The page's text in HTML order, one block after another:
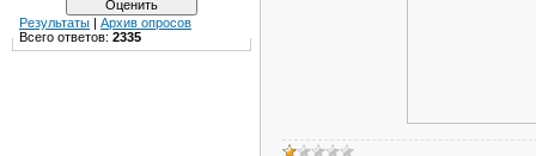
Результаты | Архив опросов
Всего ответов: 2335